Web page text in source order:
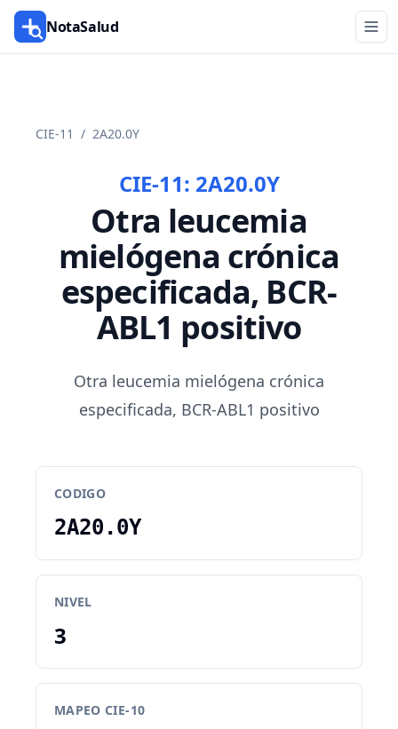
NotaSalud
CIE-11 / 2A20.0Y
CIE-11: 2A20.0Y
Otra leucemia
mielógena crónica
especificada, BCR-
ABL1 positivo
Otra leucemia mielógena crónica
especificada, BCR-ABL1 positivo
CODIGO
2A20.0Y
NIVEL
3
MAPEO CIE-10